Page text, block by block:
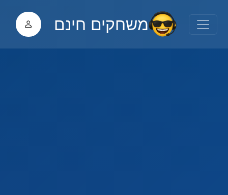
משחקים חינם